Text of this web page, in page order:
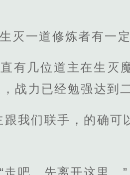
灭一道修炼者有一
有几位道主在生灭
战力已经勉强达到
跟我们联手，的确